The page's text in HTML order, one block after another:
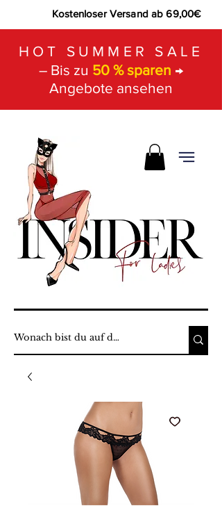
Kostenloser Versand ab 69,00€
HOT SUMMER SALE
– Bis zu 50 % sparen →
Angebote ansehen